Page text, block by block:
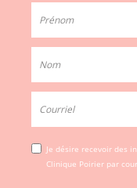
Je désire recevoir des
Clinique Poirier par